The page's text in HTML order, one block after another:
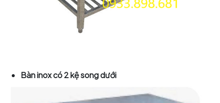
Bàn inox có 2 kệ song dưới